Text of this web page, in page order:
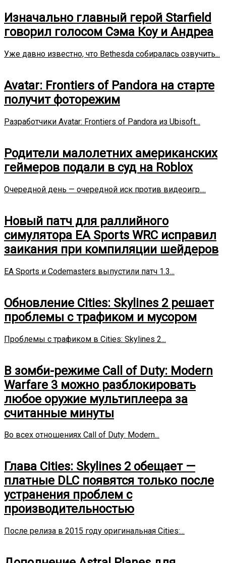
Изначально главный герой Starfield
говорил голосом Сэма Коу и Андреа
Уже давно известно, что Bethesda собиралась озвучить...
Avatar: Frontiers of Pandora на старте
получит фоторежим
Разработчики Avatar: Frontiers of Pandora из Ubisoft...
Родители малолетних американских
геймеров подали в суд на Roblox
Очередной день — очередной иск против видеоигр....
Новый патч для раллийного
симулятора EA Sports WRC исправил
заикания при компиляции шейдеров
EA Sports и Codemasters выпустили патч 1.3...
Обновление Cities: Skylines 2 решает
проблемы с трафиком и мусором
Проблемы с трафиком в Cities: Skylines 2...
В зомби-режиме Call of Duty: Modern
Warfare 3 можно разблокировать
любое оружие мультиплеера за
считанные минуты
Во всех отношениях Call of Duty: Modern...
Глава Cities: Skylines 2 обещает —
платные DLC появятся только после
устранения проблем с
производительностью
После релиза в 2015 году оригинальная Cities:...